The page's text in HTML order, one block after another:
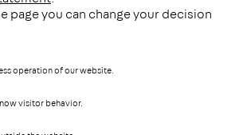
page you can change your decision
operation of our website.
visitor behavior.
700